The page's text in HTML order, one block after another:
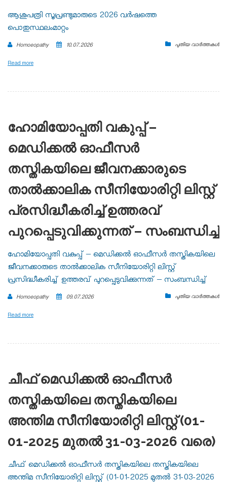
ആശുപത്രി സൂപ്രണ്ടുമാരുടെ 2026 വർഷത്തെ
പൊതുസ്ഥലംമാറ്റം
Homoeopathy 10.07.2026 പുതിയ വാർത്തകൾ
Read more
ഹോമിയോപ്പതി വകുപ്പ് –
മെഡിക്കൽ ഓഫീസർ
തസ്തികയിലെ ജീവനക്കാരുടെ
താൽക്കാലിക സീനിയോരിറ്റി ലിസ്റ്റ്
പ്രസിദ്ധീകരിച്ച് ഉത്തരവ്
പുറപ്പെടുവിക്കുന്നത് – സംബന്ധിച്ച്
ഹോമിയോപ്പതി വകുപ്പ് – മെഡിക്കൽ ഓഫീസർ തസ്തികയിലെ
ജീവനക്കാരുടെ താൽക്കാലിക സീനിയോരിറ്റി ലിസ്റ്റ്
പ്രസിദ്ധീകരിച്ച് ഉത്തരവ് പുറപ്പെടുവിക്കുന്നത് – സംബന്ധിച്ച്
Homoeopathy 09.07.2026 പുതിയ വാർത്തകൾ
Read more
ചീഫ് മെഡിക്കൽ ഓഫീസർ
തസ്തികയിലെ തസ്തികയിലെ
അന്തിമ സീനിയോരിറ്റി ലിസ്റ്റ് (01-
01-2025 മുതൽ 31-03-2026 വരെ)
ചീഫ് മെഡിക്കൽ ഓഫീസർ തസ്തികയിലെ തസ്തികയിലെ
അന്തിമ സീനിയോരിറ്റി ലിസ്റ്റ് (01-01-2025 മുതൽ 31-03-2026